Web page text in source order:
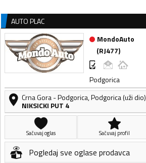
AUTO PLAC
MondoAuto
(RJ477)
Podgorica
Crna Gora-Podgorica,Podgorica (uži dio)
NIKSICKI PUT 4
Sačuvaj oglas Sačuvaj profil
Pogledaj sve oglase prodavca